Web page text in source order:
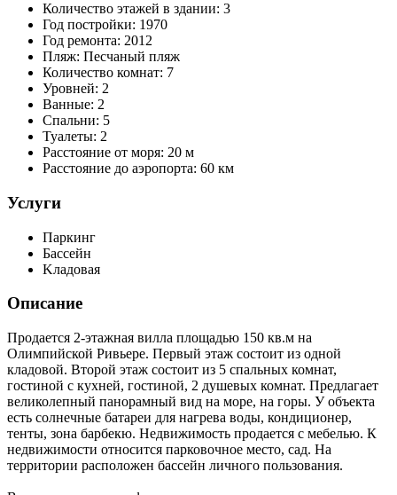
Количество этажей в здании: 3
Год постройки: 1970
Год ремонта: 2012
Пляж: Песчаный пляж
Количество комнат: 7
Уровней: 2
Ванные: 2
Спальни: 5
Туалеты: 2
Расстояние от моря: 20 м
Расстояние до аэропорта: 60 км
Услуги
Паркинг
Бассейн
Kладовая
Описание
Продается 2-этажная вилла площадью 150 кв.м на
Олимпийской Ривьере. Первый этаж состоит из одной
кладовой. Второй этаж состоит из 5 спальных комнат,
гостиной с кухней, гостиной, 2 душевых комнат. Предлагает
великолепный панорамный вид на море, на горы. У объекта
есть солнечные батареи для нагрева воды, кондиционер,
тенты, зона барбекю. Недвижимость продается с мебелью. К
недвижимости относится парковочное место, сад. На
территории расположен бассейн личного пользования.